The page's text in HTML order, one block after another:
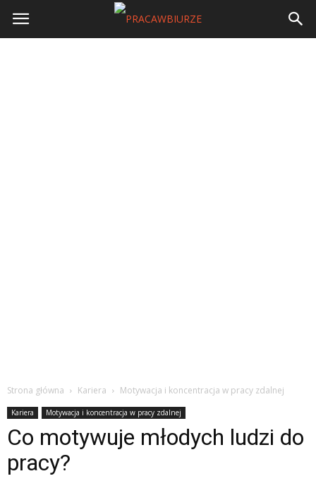
Strona główna Kariera Motywacja i koncentracja w pracy zdalnej
Kariera Motywacja i koncentracja w pracy zdalnej
Co motywuje młodych ludzi do
pracy?